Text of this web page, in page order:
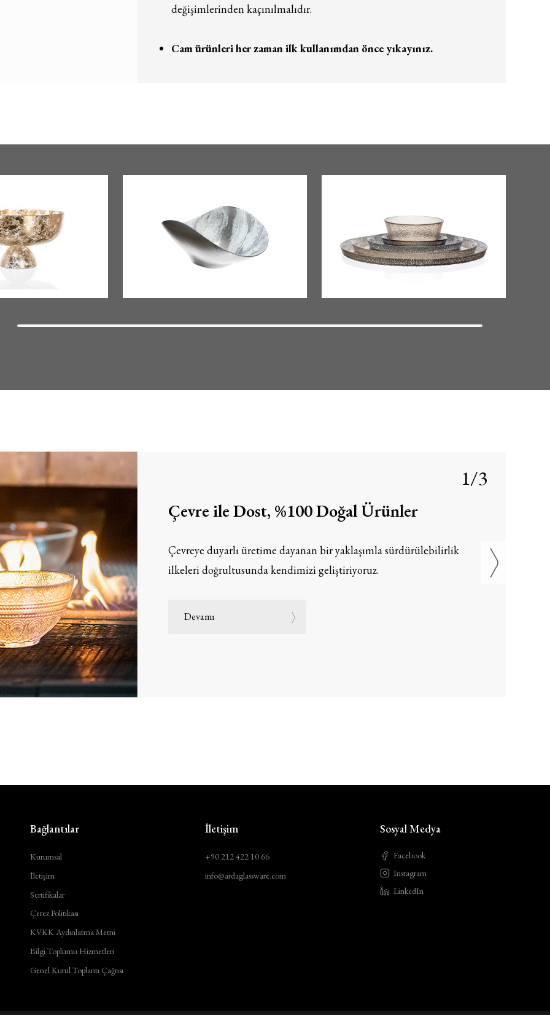
değişimlerinden kaçınılmalıdır.
Cam ürünleri her zaman ilk kullanımdan önce yıkayınız.
Çevre ile Dost, %100 Doğal Ürünler
Çevreye duyarlı üretime dayanan bir yaklaşımla sürdürülebilirlik
ilkeleri doğrultusunda kendimizi geliştiriyoruz.
Devamı
1/3
Bağlantılar
Kurumsal
İletişim
Sertifikalar
Çerez Politikası
KVKK Aydınlatma Metni
Bilgi Toplumu Hizmetleri
Genel Kurul Toplantı Çağrısı
İletişim
+90 212 422 10 66
info@ardaglassware.com
Sosyal Medya
Facebook
Instagram
LinkedIn